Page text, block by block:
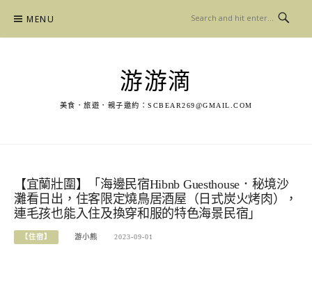
content
MENU
游游滴
美食．旅遊．親子邀約： SCBEAR269@GMAIL.COM
【宜蘭壯圍】「海邊民宿Hibnb Guesthouse．秘境沙
灘看日出，住客限定燒鳥居酒屋（日式炭火烤肉），
連毛孩也能入住及換穿和服的特色海景民宿」
【住宿】 游小熊 2023-09-01